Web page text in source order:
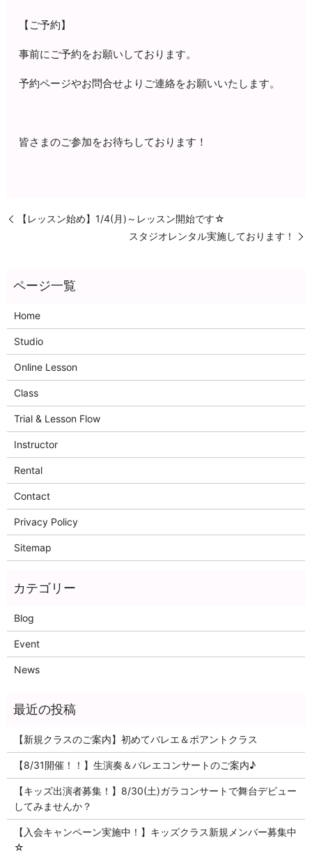
【ご予約】
事前にご予約をお願いしております。
予約ページやお問合せよりご連絡をお願いいたします。
皆さまのご参加をお待ちしております！
【レッスン始め】1/4(月)～レッスン開始です☆
スタジオレンタル実施しております！
Home
Studio
Online Lesson
Class
Trial & Lesson Flow
Instructor
Rental
Contact
Privacy Policy
Sitemap
Blog
Event
News
【新規クラスのご案内】初めてバレエ＆ポアントクラス
【8/31開催！！】生演奏＆バレエコンサートのご案内♪
【キッズ出演者募集！】8/30(土)ガラコンサートで舞台デビュー
してみませんか？
【入会キャンペーン実施中！】キッズクラス新規メンバー募集中
☆